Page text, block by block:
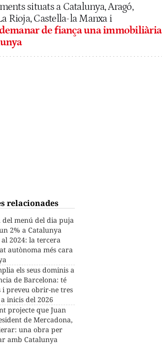
situats a Catalunya, Aragó,
Rioja, Castella-la Manxa i
de fiança una immobiliària
relacionades
del menú del dia puja
2% a Catalunya
al 2024: la tercera
autònoma més cara
els seus dominis a
de Barcelona: té
i preveu obrir-ne tres
inicis del 2026
projecte que Juan
de Mercadona,
una obra per
amb Catalunya